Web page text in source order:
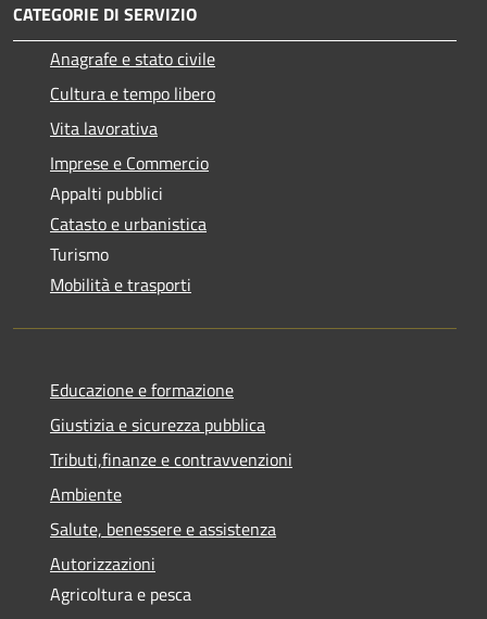
CATEGORIE DI SERVIZIO
Anagrafe e stato civile
Cultura e tempo libero
Vita lavorativa
Imprese e Commercio
Appalti pubblici
Catasto e urbanistica
Turismo
Mobilità e trasporti
Educazione e formazione
Giustizia e sicurezza pubblica
Tributi,finanze e contravvenzioni
Ambiente
Salute, benessere e assistenza
Autorizzazioni
Agricoltura e pesca